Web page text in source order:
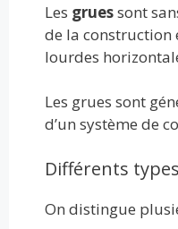
Les gruessont
de la construction
lourdes
Les grues sont
d’un système de
Différents
On distingue